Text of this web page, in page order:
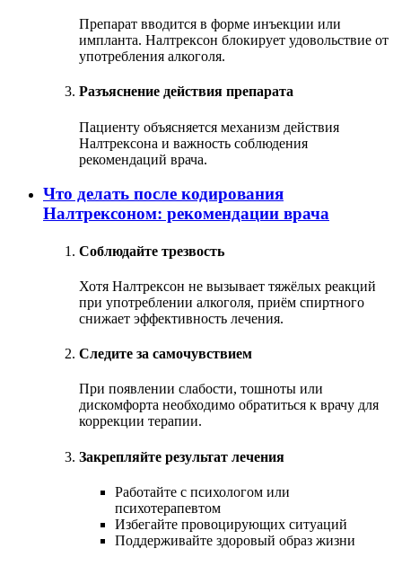
Препарат вводится в форме инъекции или
импланта. Налтрексон блокирует удовольствие от
употребления алкоголя.
Разъяснение действия препарата
Пациенту объясняется механизм действия
Налтрексона и важность соблюдения
рекомендаций врача.
Что делать после кодирования
Налтрексоном: рекомендации врача
Соблюдайте трезвость
Хотя Налтрексон не вызывает тяжёлых реакций
при употреблении алкоголя, приём спиртного
снижает эффективность лечения.
Следите за самочувствием
При появлении слабости, тошноты или
дискомфорта необходимо обратиться к врачу для
коррекции терапии.
Закрепляйте результат лечения
Работайте с психологом или
психотерапевтом
Избегайте провоцирующих ситуаций
Поддерживайте здоровый образ жизни